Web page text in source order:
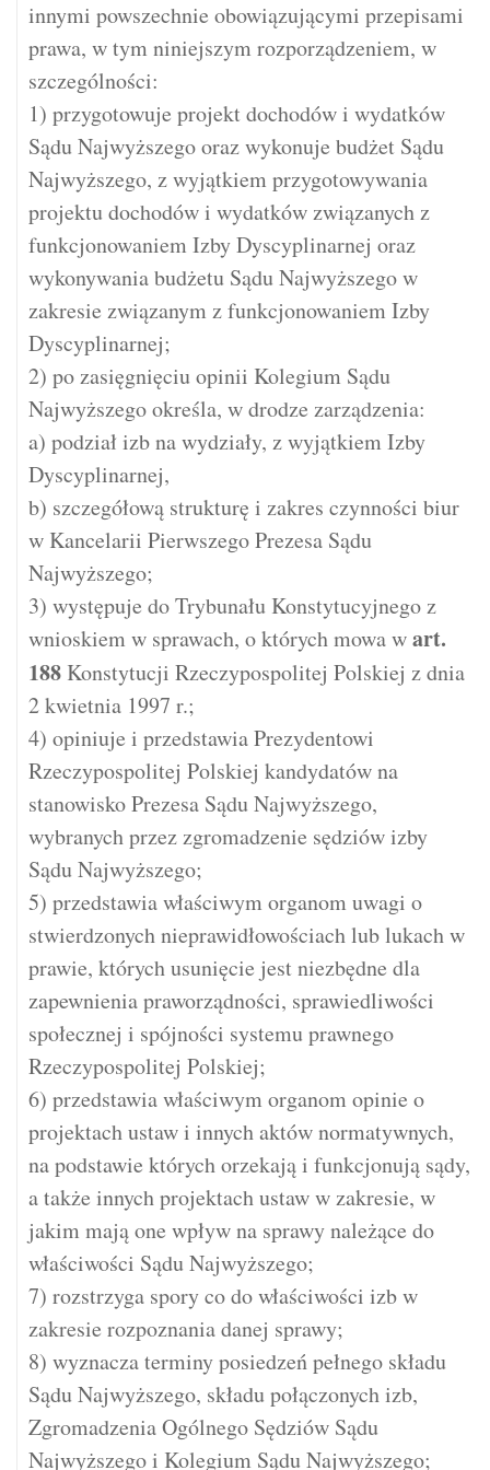
innymi powszechnie obowiązującymi przepisami
prawa, w tym niniejszym rozporządzeniem, w
szczególności:
1) przygotowuje projekt dochodów i wydatków
Sądu Najwyższego oraz wykonuje budżet Sądu
Najwyższego, z wyjątkiem przygotowywania
projektu dochodów i wydatków związanych z
funkcjonowaniem Izby Dyscyplinarnej oraz
wykonywania budżetu Sądu Najwyższego w
zakresie związanym z funkcjonowaniem Izby
Dyscyplinarnej;
2) po zasięgnięciu opinii Kolegium Sądu
Najwyższego określa, w drodze zarządzenia:
a) podział izb na wydziały, z wyjątkiem Izby
Dyscyplinarnej,
b) szczegółową strukturę i zakres czynności biur
w Kancelarii Pierwszego Prezesa Sądu
Najwyższego;
3) występuje do Trybunału Konstytucyjnego z
wnioskiem w sprawach, o których mowa wart.
188 Konstytucji Rzeczypospolitej Polskiej z dnia
2 kwietnia 1997 r.;
4) opiniuje i przedstawia Prezydentowi
Rzeczypospolitej Polskiej kandydatów na
stanowisko Prezesa Sądu Najwyższego,
wybranych przez zgromadzenie sędziów izby
Sądu Najwyższego;
5) przedstawia właściwym organom uwagi o
stwierdzonych nieprawidłowościach lub lukach w
prawie, których usunięcie jest niezbędne dla
zapewnienia praworządności, sprawiedliwości
społecznej i spójności systemu prawnego
Rzeczypospolitej Polskiej;
6) przedstawia właściwym organom opinie o
projektach ustaw i innych aktów normatywnych,
na podstawie których orzekają i funkcjonują sądy,
a także innych projektach ustaw w zakresie, w
jakim mają one wpływ na sprawy należące do
właściwości Sądu Najwyższego;
7) rozstrzyga spory co do właściwości izb w
zakresie rozpoznania danej sprawy;
8) wyznacza terminy posiedzeń pełnego składu
Sądu Najwyższego, składu połączonych izb,
Zgromadzenia Ogólnego Sędziów Sądu
Najwyższego i Kolegium Sądu Najwyższego;